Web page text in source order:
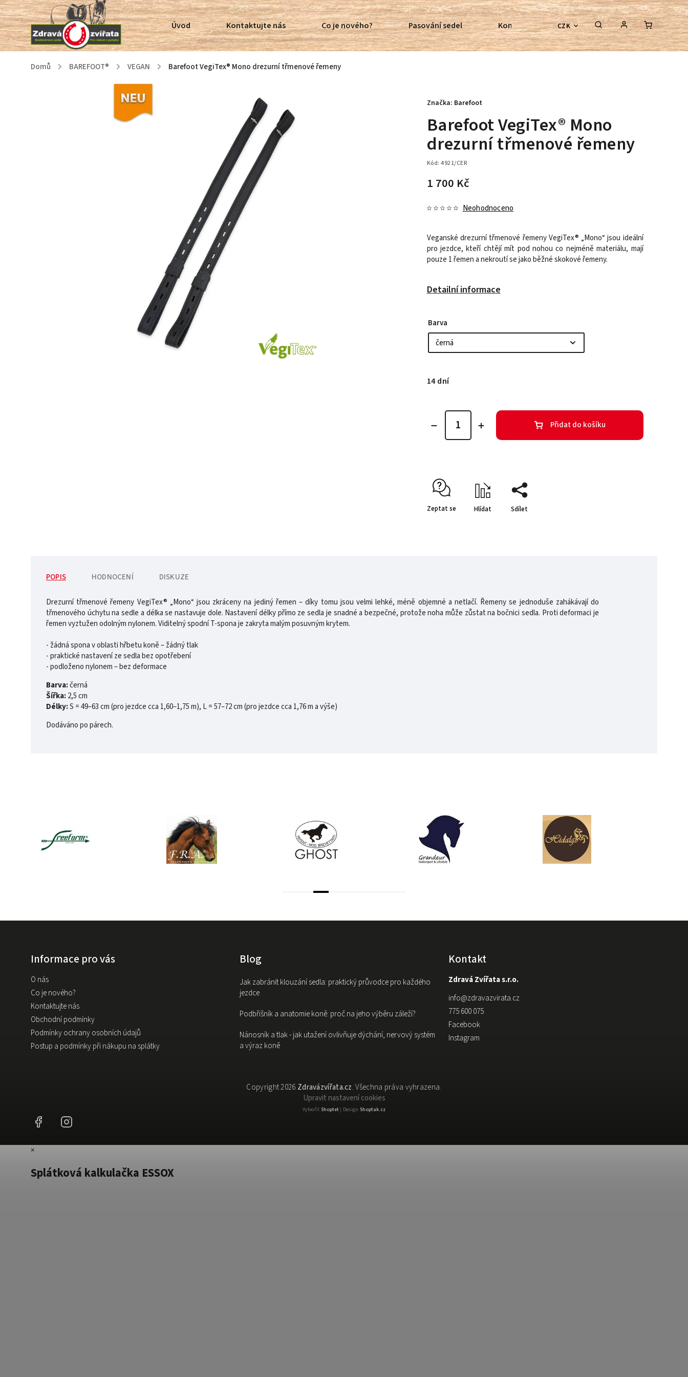
CZK
Úvod Kontaktujte nás Co je nového? Pasování sedel Kontroly bezkostrových sedel Poradenství
Domů / BAREFOOT® / VEGAN / Barefoot VegiTex® Mono drezurní třmenové řemeny
Barefoot VegiTex® Mono
drezurní třmenové řemeny
Kód: 4921/CER
1 700 Kč
Neohodnoceno
Veganské drezurní třmenové řemeny VegiTex® „Mono“ jsou ideální
pro jezdce, kteří chtějí mít pod nohou co nejméně materiálu, mají
pouze 1 řemen a nekroutí se jako běžné skokové řemeny.
Detailní informace
Značka: Barefoot
Barva
14 dní
Přidat do košíku
Zeptat se Hlídat Sdílet
POPIS HODNOCENÍ DISKUZE
Drezurní třmenové řemeny VegiTex® „Mono“ jsou zkráceny na jediný řemen – díky tomu jsou velmi lehké, méně objemné a netlačí. Řemeny se jednoduše zahákávají do
třmenového úchytu na sedle a délka se nastavuje dole. Nastavení délky přímo ze sedla je snadné a bezpečné, protože noha může zůstat na bočnici sedla. Proti deformaci je
řemen vyztužen odolným nylonem. Viditelný spodní T-spona je zakryta malým posuvným krytem.
- žádná spona v oblasti hřbetu koně – žádný tlak
- praktické nastavení ze sedla bez opotřebení
- podloženo nylonem – bez deformace
Barva:černá
Šířka:2,5 cm
Délky:S = 49–63 cm (pro jezdce cca 1,60–1,75 m), L = 57–72 cm (pro jezdce cca 1,76 m a výše)
Dodáváno po párech.
Informace pro vás
O nás
Co je nového?
Kontaktujte nás
Obchodní podmínky
Podmínky ochrany osobních údajů
Postup a podmínky při nákupu na splátky
Blog
Jak zabránit klouzání sedla: praktický průvodce pro každého
jezdce
Podbřišník a anatomie koně: proč na jeho výběru záleží?
Nánosník a tlak - jak utažení ovlivňuje dýchání, nervový systém
a výraz koně
Kontakt
Zdravá Zvířata s.r.o.
info@zdravazvirata.cz
775 600 075
Facebook
Instagram
Copyright 2026 Zdravázvířata.cz. Všechna práva vyhrazena.
Upravit nastavení cookies
Vytvořil Shoptet| Design Shoptak.cz
Facebook
×
Splátková kalkulačka ESSOX